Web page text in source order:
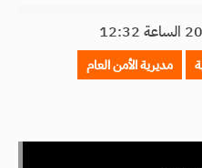
مديرية الأمن العام